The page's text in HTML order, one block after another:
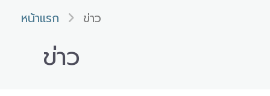
หน้าแรก ข่าว
ข่าว